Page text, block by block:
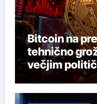
Bitcoin na
tehnično
večjim
industrije